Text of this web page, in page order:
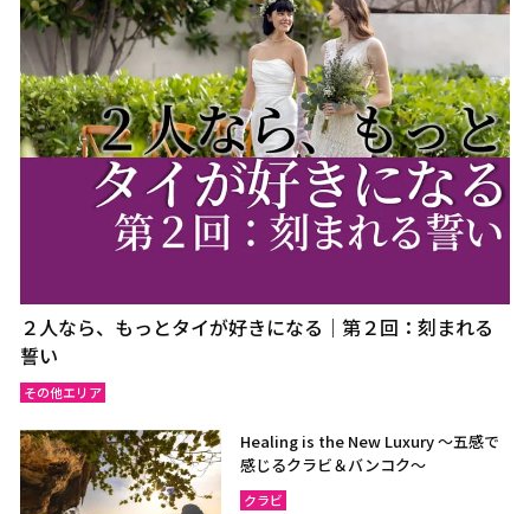
ウドーンターニー
コーンケーン
ナコーンラーチャシーマー
（コラート）
ウボンラーチャターニー
（ウボン）
カラシン
ルーイ
サコンナコーン
ナコーンパノム
ノーンカーイ
ノーンブアランプー
ローイエット
マハーサーラカーム
ブリーラム
ヤソートーン
北イサーン
南イサーン
２人なら、もっとタイが好きになる｜第２回：刻まれる
誓い
その他エリア
Healing is the New Luxury ～五感で
感じるクラビ＆バンコク～
クラビ